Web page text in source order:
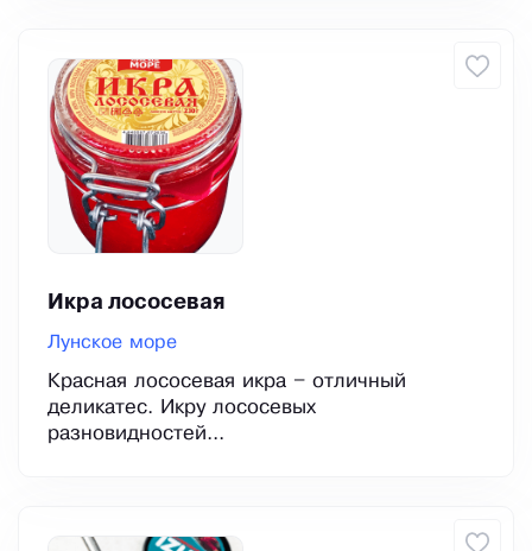
Икра лососевая
Лунское море
Красная лососевая икра – отличный
деликатес. Икру лососевых
разновидностей...